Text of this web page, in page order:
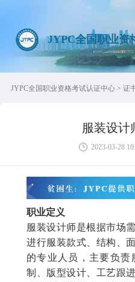
JYPC全国职业资
JYPC全国职业资格考试认证中心 > 证
服装设计
2023-03-28
职业定义
服装设计师是根据市场
进行服装款式、结构、
的专业人员，主要负责
制、版型设计、工艺跟